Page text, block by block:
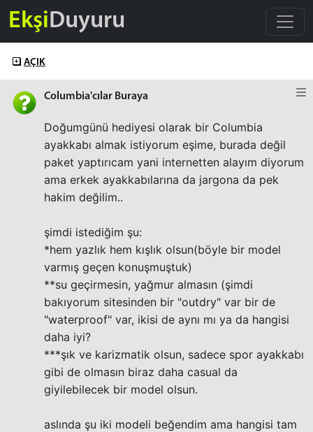
EkşiDuyuru
AÇIK
Columbia'cılar Buraya
Doğumgünü hediyesi olarak bir Columbia
ayakkabı almak istiyorum eşime, burada değil
paket yaptırıcam yani internetten alayım diyorum
ama erkek ayakkabılarına da jargona da pek
hakim değilim..
şimdi istediğim şu:
*hem yazlık hem kışlık olsun(böyle bir model
varmış geçen konuşmuştuk)
**su geçirmesin, yağmur almasın (şimdi
bakıyorum sitesinden bir "outdry" var bir de
"waterproof" var, ikisi de aynı mı ya da hangisi
daha iyi?
***şık ve karizmatik olsun, sadece spor ayakkabı
gibi de olmasın biraz daha casual da
giyilebilecek bir model olsun.
aslında şu iki modeli beğendim ama hangisi tam